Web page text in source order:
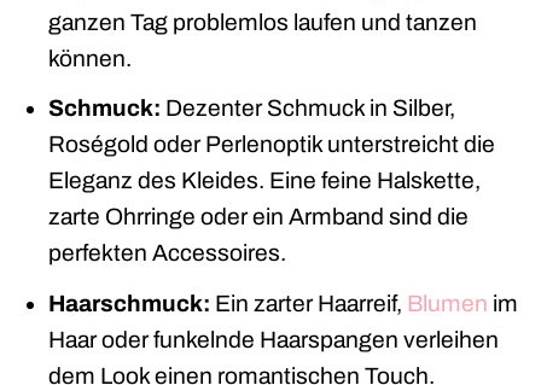
ganzen Tag problemlos laufen und tanzen
können.
Schmuck: Dezenter Schmuck in Silber,
Roségold oder Perlenoptik unterstreicht die
Eleganz des Kleides. Eine feine Halskette,
zarte Ohrringe oder ein Armband sind die
perfekten Accessoires.
Haarschmuck: Ein zarter Haarreif, Blumen im
Haar oder funkelnde Haarspangen verleihen
dem Look einen romantischen Touch.